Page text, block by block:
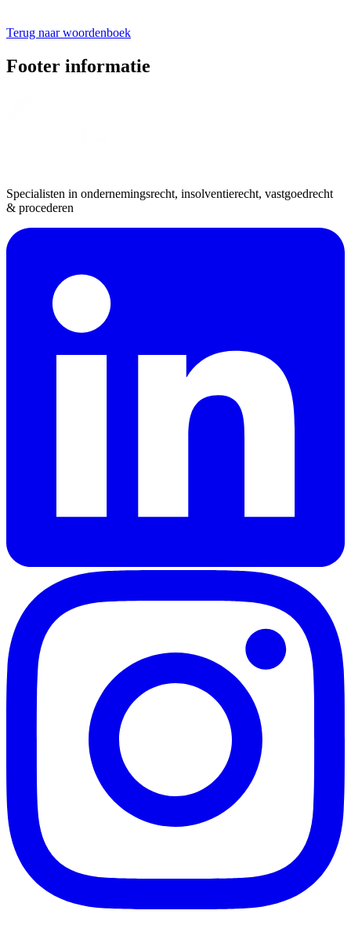
Terug naar woordenboek
Footer informatie
Specialisten in ondernemingsrecht, insolventierecht, vastgoedrecht
& procederen